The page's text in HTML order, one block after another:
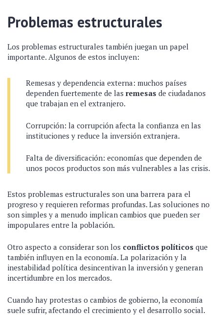
Problemas estructurales
Los problemas estructurales también juegan un papel
importante. Algunos de estos incluyen:
Remesas y dependencia externa: muchos países
dependen fuertemente de las remesas de ciudadanos
que trabajan en el extranjero.
Corrupción: la corrupción afecta la confianza en las
instituciones y reduce la inversión extranjera.
Falta de diversificación: economías que dependen de
unos pocos productos son más vulnerables a las crisis.
Estos problemas estructurales son una barrera para el
progreso y requieren reformas profundas. Las soluciones no
son simples y a menudo implican cambios que pueden ser
impopulares entre la población.
Otro aspecto a considerar son los conflictos políticos que
también influyen en la economía. La polarización y la
inestabilidad política desincentivan la inversión y generan
incertidumbre en los mercados.
Cuando hay protestas o cambios de gobierno, la economía
suele sufrir, afectando el crecimiento y el desarrollo social.